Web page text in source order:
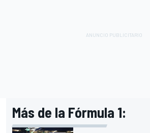
Más de la Fórmula 1: